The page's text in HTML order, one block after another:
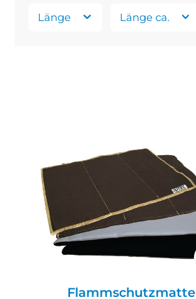
Länge Länge ca.
Flammschutzmatte